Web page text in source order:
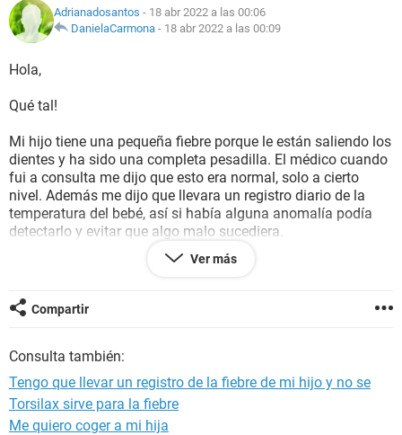
NUTRICIÓN
SEXUALIDAD
GLOSARIO
Adrianadosantos - 18 abr 2022 a las 00:06
DanielaCarmona - 18 abr 2022 a las 00:09
Hola,
Qué tal!
Mi hijo tiene una pequeña fiebre porque le están saliendo los
dientes y ha sido una completa pesadilla. El médico cuando
fui a consulta me dijo que esto era normal, solo a cierto
nivel. Además me dijo que llevara un registro diario de la
temperatura del bebé, así si había alguna anomalía podía
detectarlo y evitar que algo malo sucediera.
El asunto es que no sé como hacer ese registro. La verdad es
cosa mala con mi hijo. ¿Alquien me puede ayuda?
Ver más
Compartir
Consulta también:
Tengo que llevar un registro de la fiebre de mi hijo y no se
Torsilax sirve para la fiebre
Me quiero coger a mi hija